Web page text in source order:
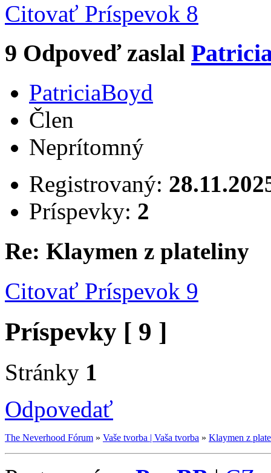
Citovať Príspevok 8
9 Odpoveď zaslal
PatriciaBoyd
Člen
Neprítomný
Registrovaný:
Príspevky: 2
Re: Klaymen z plateliny
Citovať Príspevok 9
Príspevky [ 9 ]
Stránky 1
Odpovedať
The Neverhood Fórum » Vaše tvorba | Vaša tvorba » Klaymen z